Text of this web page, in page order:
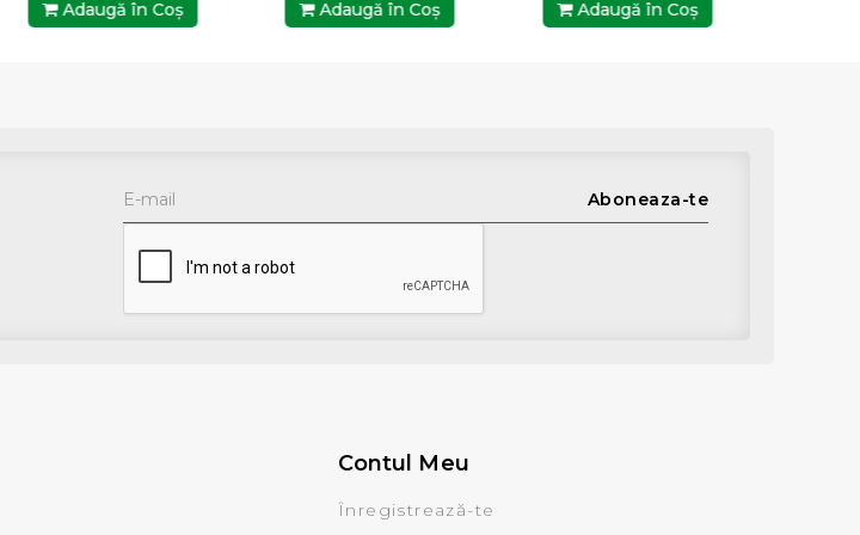
Adaugă în Coş Adaugă în Coş Adaugă în Coş
Aboneaza-te
Contul Meu
Înregistrează-te